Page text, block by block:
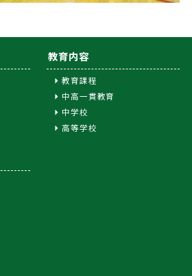
教育内容
教育課程
中高一貫教育
中学校
高等学校